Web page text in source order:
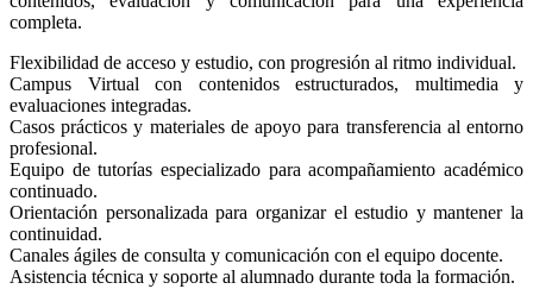
completa.
Flexibilidad de acceso y estudio, con progresión al ritmo individual.
Campus Virtual con contenidos estructurados, multimedia y
evaluaciones integradas.
Casos prácticos y materiales de apoyo para transferencia al entorno
profesional.
Equipo de tutorías especializado para acompañamiento académico
continuado.
Orientación personalizada para organizar el estudio y mantener la
continuidad.
Canales ágiles de consulta y comunicación con el equipo docente.
Asistencia técnica y soporte al alumnado durante toda la formación.